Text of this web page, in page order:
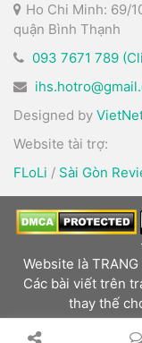
Ho Chi Minh: 69/
quận Bình Thạnh
093 7671 789
Designed by
Website tài trợ:
FLoLi / Sài Gòn
Website là TRANG
Các bài viết trên
thay thế